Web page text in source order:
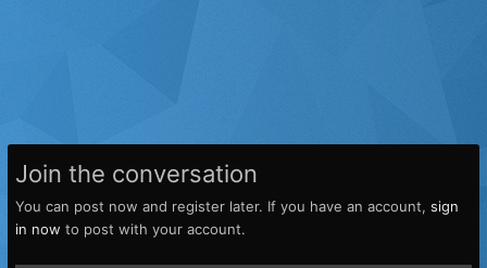
Join the conversation
You can post now and register later. If you have an account, sign
in now to post with your account.